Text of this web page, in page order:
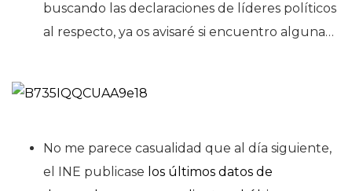
buscando las declaraciones de líderes políticos
al respecto, ya os avisaré si encuentro alguna…
No me parece casualidad que al día siguiente,
el INE publicase los últimos datos de